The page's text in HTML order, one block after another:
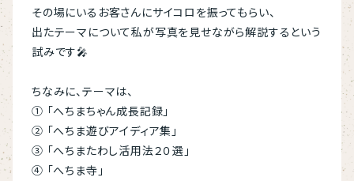
その場にいるお客さんにサイコロを振ってもらい、
出たテーマについて私が写真を見せながら解説するという
試みです🎤
ちなみに、テーマは、
① 「へちまちゃん成長記録」
② 「へちま遊びアイディア集」
③ 「へちまたわし活用法２０選」
④ 「へちま寺」